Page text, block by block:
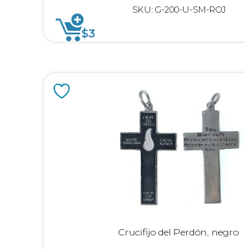
SKU: G-200-U-SM-ROJ
$3
Crucifijo del Perdón, negro